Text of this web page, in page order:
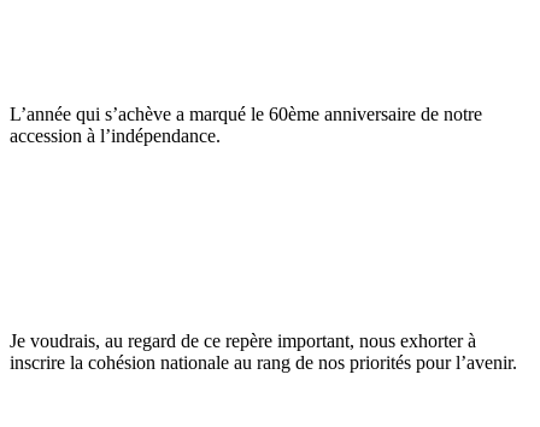
L’année qui s’achève a marqué le 60ème anniversaire de notre
accession à l’indépendance.
Je voudrais, au regard de ce repère important, nous exhorter à
inscrire la cohésion nationale au rang de nos priorités pour l’avenir.